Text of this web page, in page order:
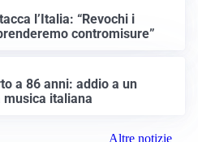
l’Italia: “Revochi i
contromisure”
a 86 anni: addio a un
italiana
Altre notizie